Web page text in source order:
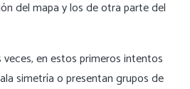
del mapa y los de otra parte del
en estos primeros intentos
simetría o presentan grupos de